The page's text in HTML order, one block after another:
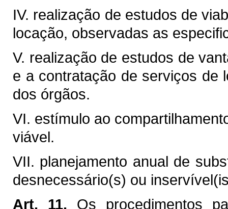
IV. realização de estudos de
locação, observadas as
V. realização de estudos de
e a contratação de serviços de
dos órgãos.
VI. estímulo ao
viável.
VII. planejamento anual de
desnecessário(s) ou
Art. 11. Os procedimentos